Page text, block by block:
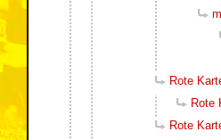
Rote
Rote
Rote